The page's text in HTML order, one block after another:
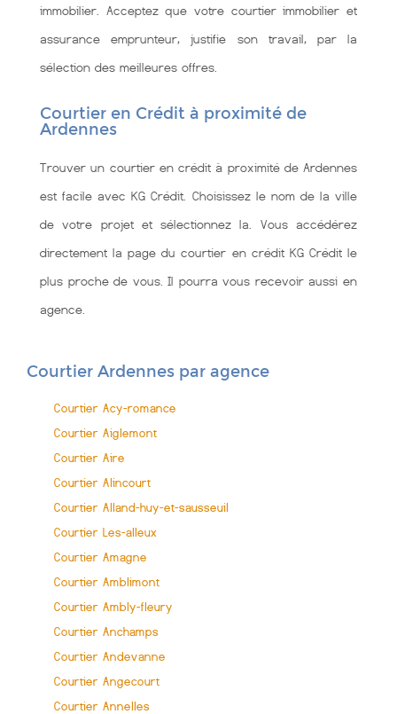
immobilier. Acceptez que votre courtier immobilier et
assurance emprunteur, justifie son travail, par la
sélection des meilleures offres.
Courtier en Crédit à proximité de
Ardennes
Trouver un courtier en crédit à proximité de Ardennes
est facile avec KG Crédit. Choisissez le nom de la ville
de votre projet et sélectionnez la. Vous accédérez
directement la page du courtier en crédit KG Crédit le
plus proche de vous. Il pourra vous recevoir aussi en
agence.
Courtier Ardennes par agence
Courtier Acy-romance
Courtier Aiglemont
Courtier Aire
Courtier Alincourt
Courtier Alland-huy-et-sausseuil
Courtier Les-alleux
Courtier Amagne
Courtier Amblimont
Courtier Ambly-fleury
Courtier Anchamps
Courtier Andevanne
Courtier Angecourt
Courtier Annelles